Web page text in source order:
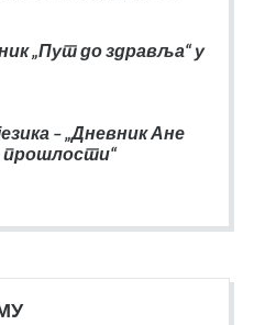
„Пут до здравља“ у
– „Дневник Ане
прошлости“